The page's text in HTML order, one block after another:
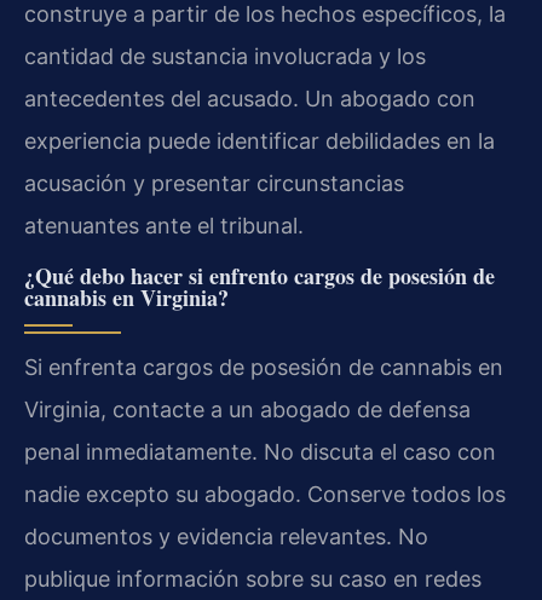
construye a partir de los hechos específicos, la
cantidad de sustancia involucrada y los
antecedentes del acusado. Un abogado con
experiencia puede identificar debilidades en la
acusación y presentar circunstancias
atenuantes ante el tribunal.
¿Qué debo hacer si enfrento cargos de posesión de
cannabis en Virginia?
Si enfrenta cargos de posesión de cannabis en
Virginia, contacte a un abogado de defensa
penal inmediatamente. No discuta el caso con
nadie excepto su abogado. Conserve todos los
documentos y evidencia relevantes. No
publique información sobre su caso en redes